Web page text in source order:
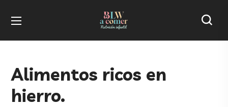
Alimentos ricos en
hierro.